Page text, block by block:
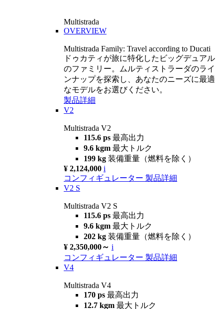
Multistrada
OVERVIEW
Multistrada Family: Travel according to Ducati
ドゥカティが旅に特化したビッグデュアル
のファミリー。ムルティストラーダのライ
ンナップを探索し、あなたのニーズに最適
なモデルをお選びください。
製品詳細
V2
Multistrada V2
115.6 ps 最高出力
9.6 kgm 最大トルク
199 kg 装備重量（燃料を除く）
¥ 2,124,000 i
コンフィギュレーター 製品詳細
V2 S
Multistrada V2 S
115.6 ps 最高出力
9.6 kgm 最大トルク
202 kg 装備重量（燃料を除く）
¥ 2,350,000～ i
コンフィギュレーター 製品詳細
V4
Multistrada V4
170 ps 最高出力
12.7 kgm 最大トルク